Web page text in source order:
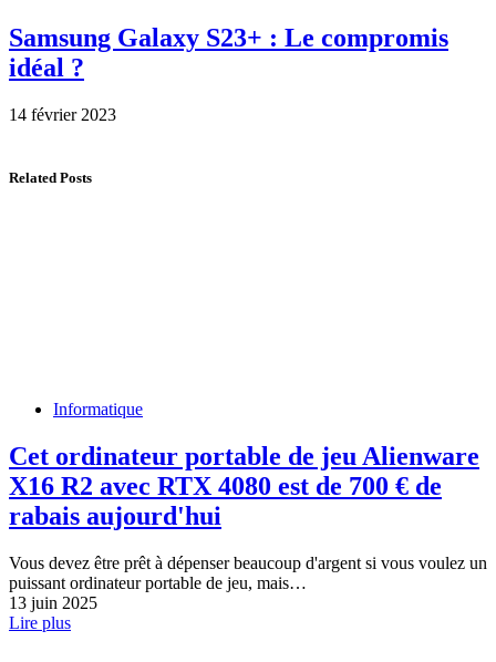
Samsung Galaxy S23+ : Le compromis
idéal ?
14 février 2023
Related Posts
Informatique
Cet ordinateur portable de jeu Alienware
X16 R2 avec RTX 4080 est de 700 € de
rabais aujourd'hui
Vous devez être prêt à dépenser beaucoup d'argent si vous voulez un
puissant ordinateur portable de jeu, mais…
13 juin 2025
Lire plus